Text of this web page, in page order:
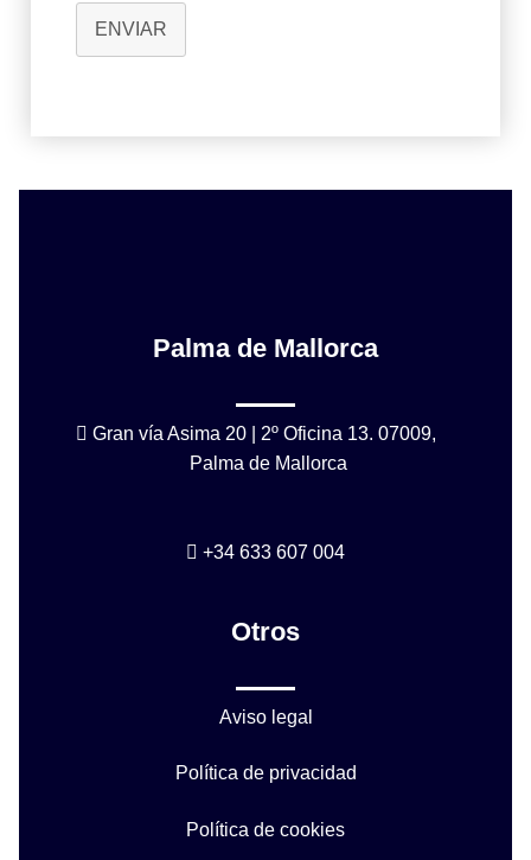
ENVIAR
Palma de Mallorca
Gran vía Asima 20 | 2º Oficina 13. 07009,
Palma de Mallorca
+34 633 607 004
Otros
Aviso legal
Política de privacidad
Política de cookies